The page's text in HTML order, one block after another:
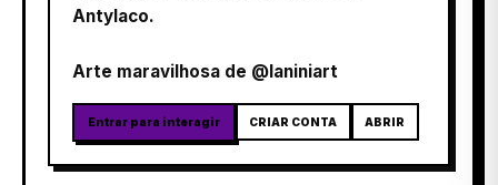
Antylaco.
Arte maravilhosa de @laniniart
Entrar para interagir CRIAR CONTA ABRIR